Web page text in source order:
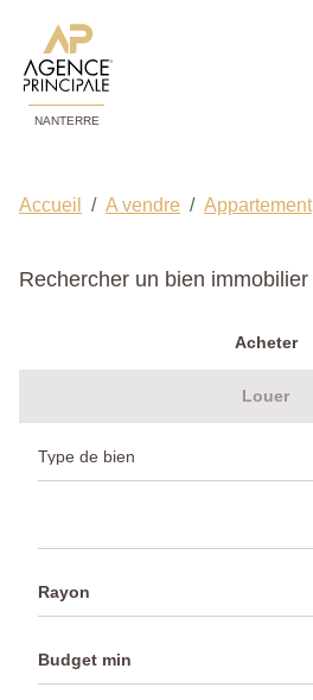
NANTERRE
Accueil A vendre Appartement
Rechercher un bien immobilier
Acheter
Louer
Rayon